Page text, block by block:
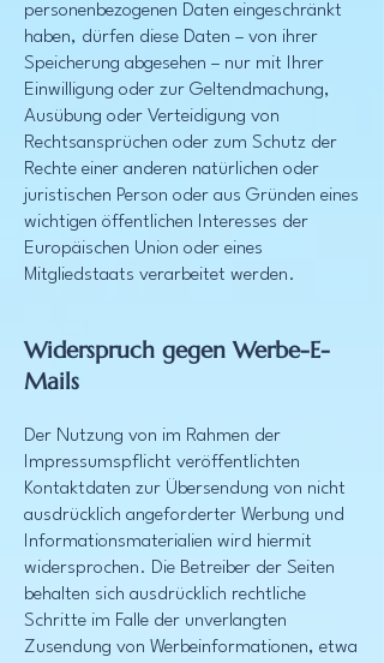
personenbezogenen Daten eingeschränkt
haben, dürfen diese Daten – von ihrer
Speicherung abgesehen – nur mit Ihrer
Einwilligung oder zur Geltendmachung,
Ausübung oder Verteidigung von
Rechtsansprüchen oder zum Schutz der
Rechte einer anderen natürlichen oder
juristischen Person oder aus Gründen eines
wichtigen öffentlichen Interesses der
Europäischen Union oder eines
Mitgliedstaats verarbeitet werden.
Widerspruch gegen Werbe-E-
Mails
Der Nutzung von im Rahmen der
Impressumspflicht veröffentlichten
Kontaktdaten zur Übersendung von nicht
ausdrücklich angeforderter Werbung und
Informationsmaterialien wird hiermit
widersprochen. Die Betreiber der Seiten
behalten sich ausdrücklich rechtliche
Schritte im Falle der unverlangten
Zusendung von Werbeinformationen, etwa